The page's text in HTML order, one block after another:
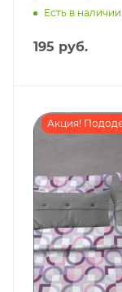
Есть в
195 руб.
Акция!